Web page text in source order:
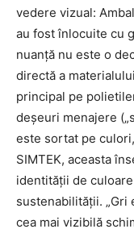
vedere vizual:
au fost înlocuite cu
nuanță nu este o
directă a
principal pe
deșeuri menajere
este sortat pe
SIMTEK, aceasta
identității de
sustenabilității. „Gri
cea mai vizibilă